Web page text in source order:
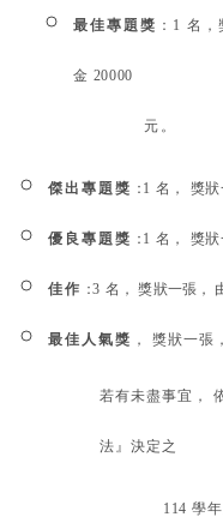
最佳專題獎 ： 1 名，
金 20000
元。
傑出專題獎 ： 1 名， 獎
優良專題獎 ： 1 名， 獎
佳作 ：3名， 獎狀一張，
最佳人氣獎 ， 獎狀一張
若有未盡事宜，
法』決定之
114 學